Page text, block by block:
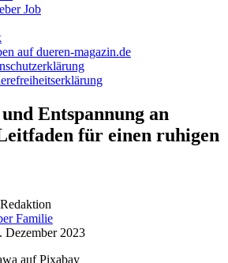
Job
auf dueren-magazin.de
Entspannung an
für einen ruhigen
Redaktion
Familie
Dezember 2023